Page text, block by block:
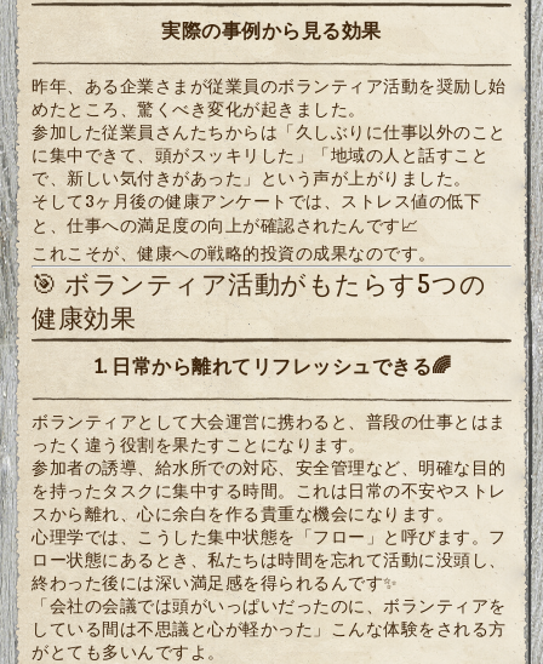
実際の事例から見る効果
昨年、ある企業さまが従業員のボランティア活動を奨励し始
めたところ、驚くべき変化が起きました。
参加した従業員さんたちからは「久しぶりに仕事以外のこと
に集中できて、頭がスッキリした」「地域の人と話すこと
で、新しい気付きがあった」という声が上がりました。
そして3ヶ月後の健康アンケートでは、ストレス値の低下
と、仕事への満足度の向上が確認されたんです📈
これこそが、健康への戦略的投資の成果なのです。
🎯 ボランティア活動がもたらす5つの
健康効果
1. 日常から離れてリフレッシュできる🌈
ボランティアとして大会運営に携わると、普段の仕事とはま
ったく違う役割を果たすことになります。
参加者の誘導、給水所での対応、安全管理など、明確な目的
を持ったタスクに集中する時間。これは日常の不安やストレ
スから離れ、心に余白を作る貴重な機会になります。
心理学では、こうした集中状態を「フロー」と呼びます。フ
ロー状態にあるとき、私たちは時間を忘れて活動に没頭し、
終わった後には深い満足感を得られるんです✨
「会社の会議では頭がいっぱいだったのに、ボランティアを
している間は不思議と心が軽かった」こんな体験をされる方
がとても多いんですよ。